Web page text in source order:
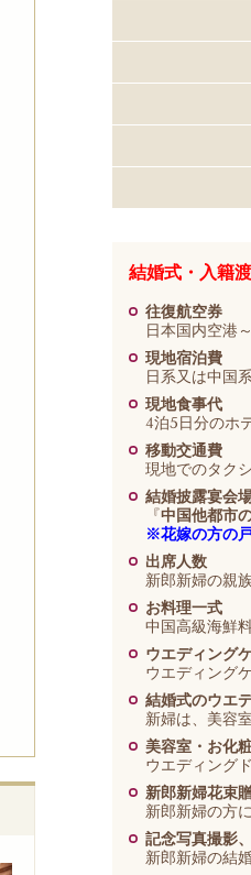
結婚式・入籍
往復航空券
日本国内空港
現地宿泊費
日系又は中国
現地食事代
4泊5日分のホ
移動交通費
現地でのタク
結婚披露宴会
『中国他都市
※花嫁の方の
出席人数
新郎新婦の親
お料理一式
中国高級海鮮
ウエディング
ウエディング
結婚式のウエ
新婦は、美容
美容室・お化
ウエディング
新郎新婦花束
新郎新婦の方
記念写真撮影
新郎新婦の結